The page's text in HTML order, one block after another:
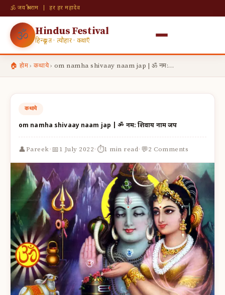
🕉 जय श्री राम | हर हर महादेव
🕉 Hindus Festival
हिन्दू व्रत · त्यौहार · कथाएँ
🏠 होम› कथाये› om namha shivaay naam jap | ॐ नम:…
कथाये
om namha shivaay naam jap | ॐ नम: शिवाय नाम जप
👤Pareek·📅1 July 2022·⏱1 min read·💬2 Comments